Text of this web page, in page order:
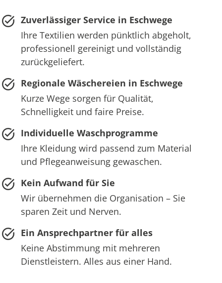
Zuverlässiger Service in Eschwege
Ihre Textilien werden pünktlich abgeholt,
professionell gereinigt und vollständig
zurückgeliefert.
Regionale Wäschereien in Eschwege
Kurze Wege sorgen für Qualität,
Schnelligkeit und faire Preise.
Individuelle Waschprogramme
Ihre Kleidung wird passend zum Material
und Pflegeanweisung gewaschen.
Kein Aufwand für Sie
Wir übernehmen die Organisation – Sie
sparen Zeit und Nerven.
Ein Ansprechpartner für alles
Keine Abstimmung mit mehreren
Dienstleistern. Alles aus einer Hand.